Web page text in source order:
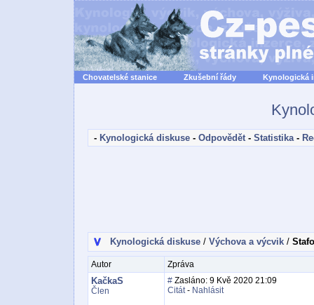
Chovatelské stanice Zkušební řády Kynologická
- Kynologická diskuse - Odpovědět- Statistika-
Kynologická diskuse / Výchova a výcvik /
Autor Zpráva
KačkaS
Člen
# Zasláno: 9 Kvě 2020 21:09
Citát- Nahlásit